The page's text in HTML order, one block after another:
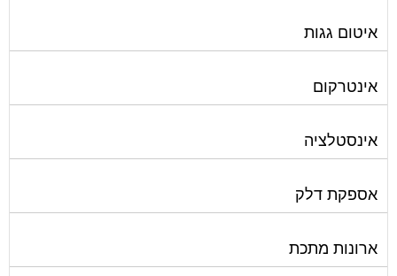
איטום גגות
אינטרקום
אינסטלציה
אספקת דלק
ארונות מתכת